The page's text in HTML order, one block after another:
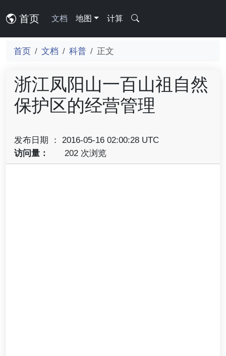
首页 文档 地图 计算
首页 文档 科普 正文
浙江凤阳山一百山祖自然
保护区的经营管理
发布日期 ： 2016-05-16 02:00:28 UTC
访问量：
202 次浏览